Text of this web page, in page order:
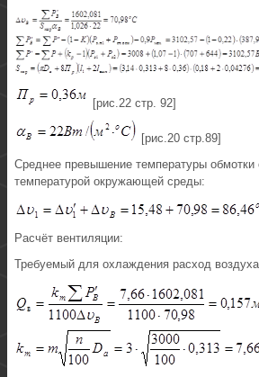
[рис.22 стр. 92]
[рис.20 стр.89]
Среднее превышение температуры обмотки
температурой окружающей среды:
Расчёт вентиляции:
Требуемый для охлаждения расход